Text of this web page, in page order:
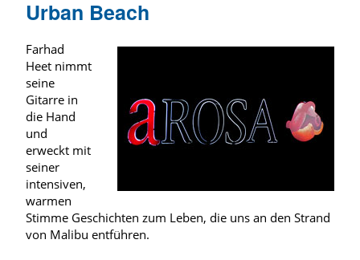
Urban Beach
Farhad
Heet nimmt
seine
Gitarre in
die Hand
und
erweckt mit
seiner
intensiven,
warmen
Stimme Geschichten zum Leben, die uns an den Strand
von Malibu entführen.